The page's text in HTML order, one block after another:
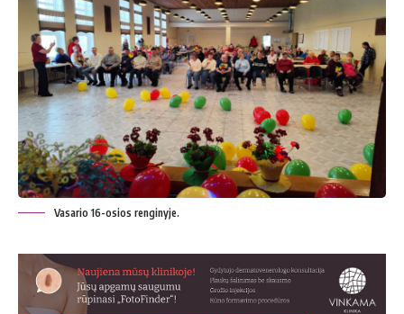
Vasario 16-osios renginyje.